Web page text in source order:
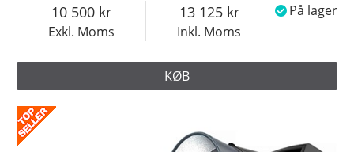
Exkl. Moms
10 500
Inkl. Moms
13 125 På lager
KØB